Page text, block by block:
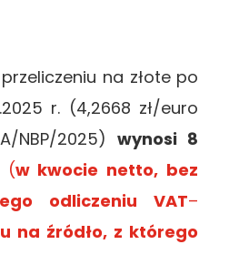
na złote po
r. (4,2668 zł/euro
NBP/2025)wynosi 8
(w kwocie netto, bez
odliczeniu VAT–
na źródło, z którego